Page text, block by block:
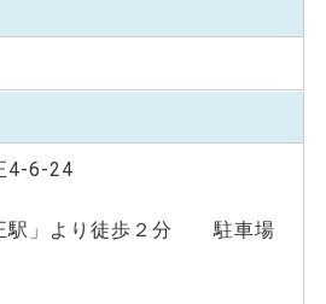
4-6-24
駅」より徒歩２分 駐車場